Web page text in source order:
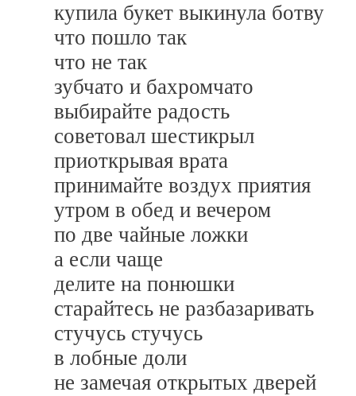
купила букет выкинула ботву
что пошло так
что не так
зубчато и бахромчато
выбирайте радость
советовал шестикрыл
приоткрывая врата
принимайте воздух приятия
утром в обед и вечером
по две чайные ложки
а если чаще
делите на понюшки
старайтесь не разбазаривать
стучусь стучусь
в лобные доли
не замечая открытых дверей